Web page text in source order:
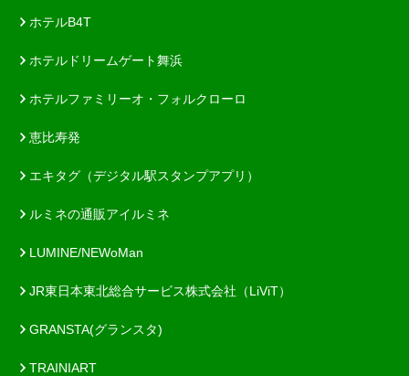
ホテルB4T
ホテルドリームゲート舞浜
ホテルファミリーオ・フォルクローロ
恵比寿発
エキタグ（デジタル駅スタンプアプリ）
ルミネの通販アイルミネ
LUMINE/NEWoMan
JR東日本東北総合サービス株式会社（LiViT）
GRANSTA(グランスタ)
TRAINIART